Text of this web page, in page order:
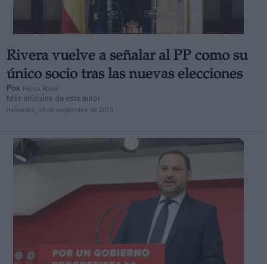
Rivera vuelve a señalar al PP como su
único socio tras las nuevas elecciones
Por Paula Rojas
Más artículos de este autor
miércoles, 18 de septiembre de 2019